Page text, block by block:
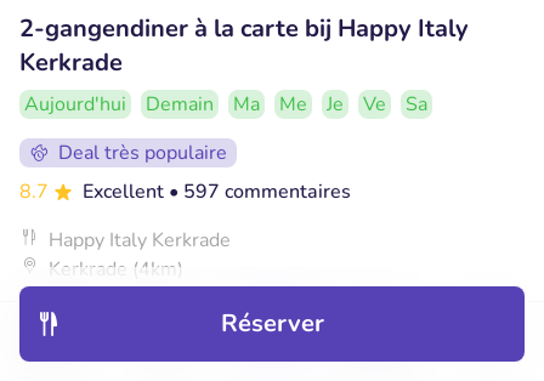
Réserver
2-gangendiner à la carte bij Happy Italy
Kerkrade
Aujourd'hui Demain Ma Me Je Ve
Sa
Deal très populaire
8.7
Excellent • 597 commentaires
Happy Italy Kerkrade
Kerkrade (4km)
Vendu : 3.022